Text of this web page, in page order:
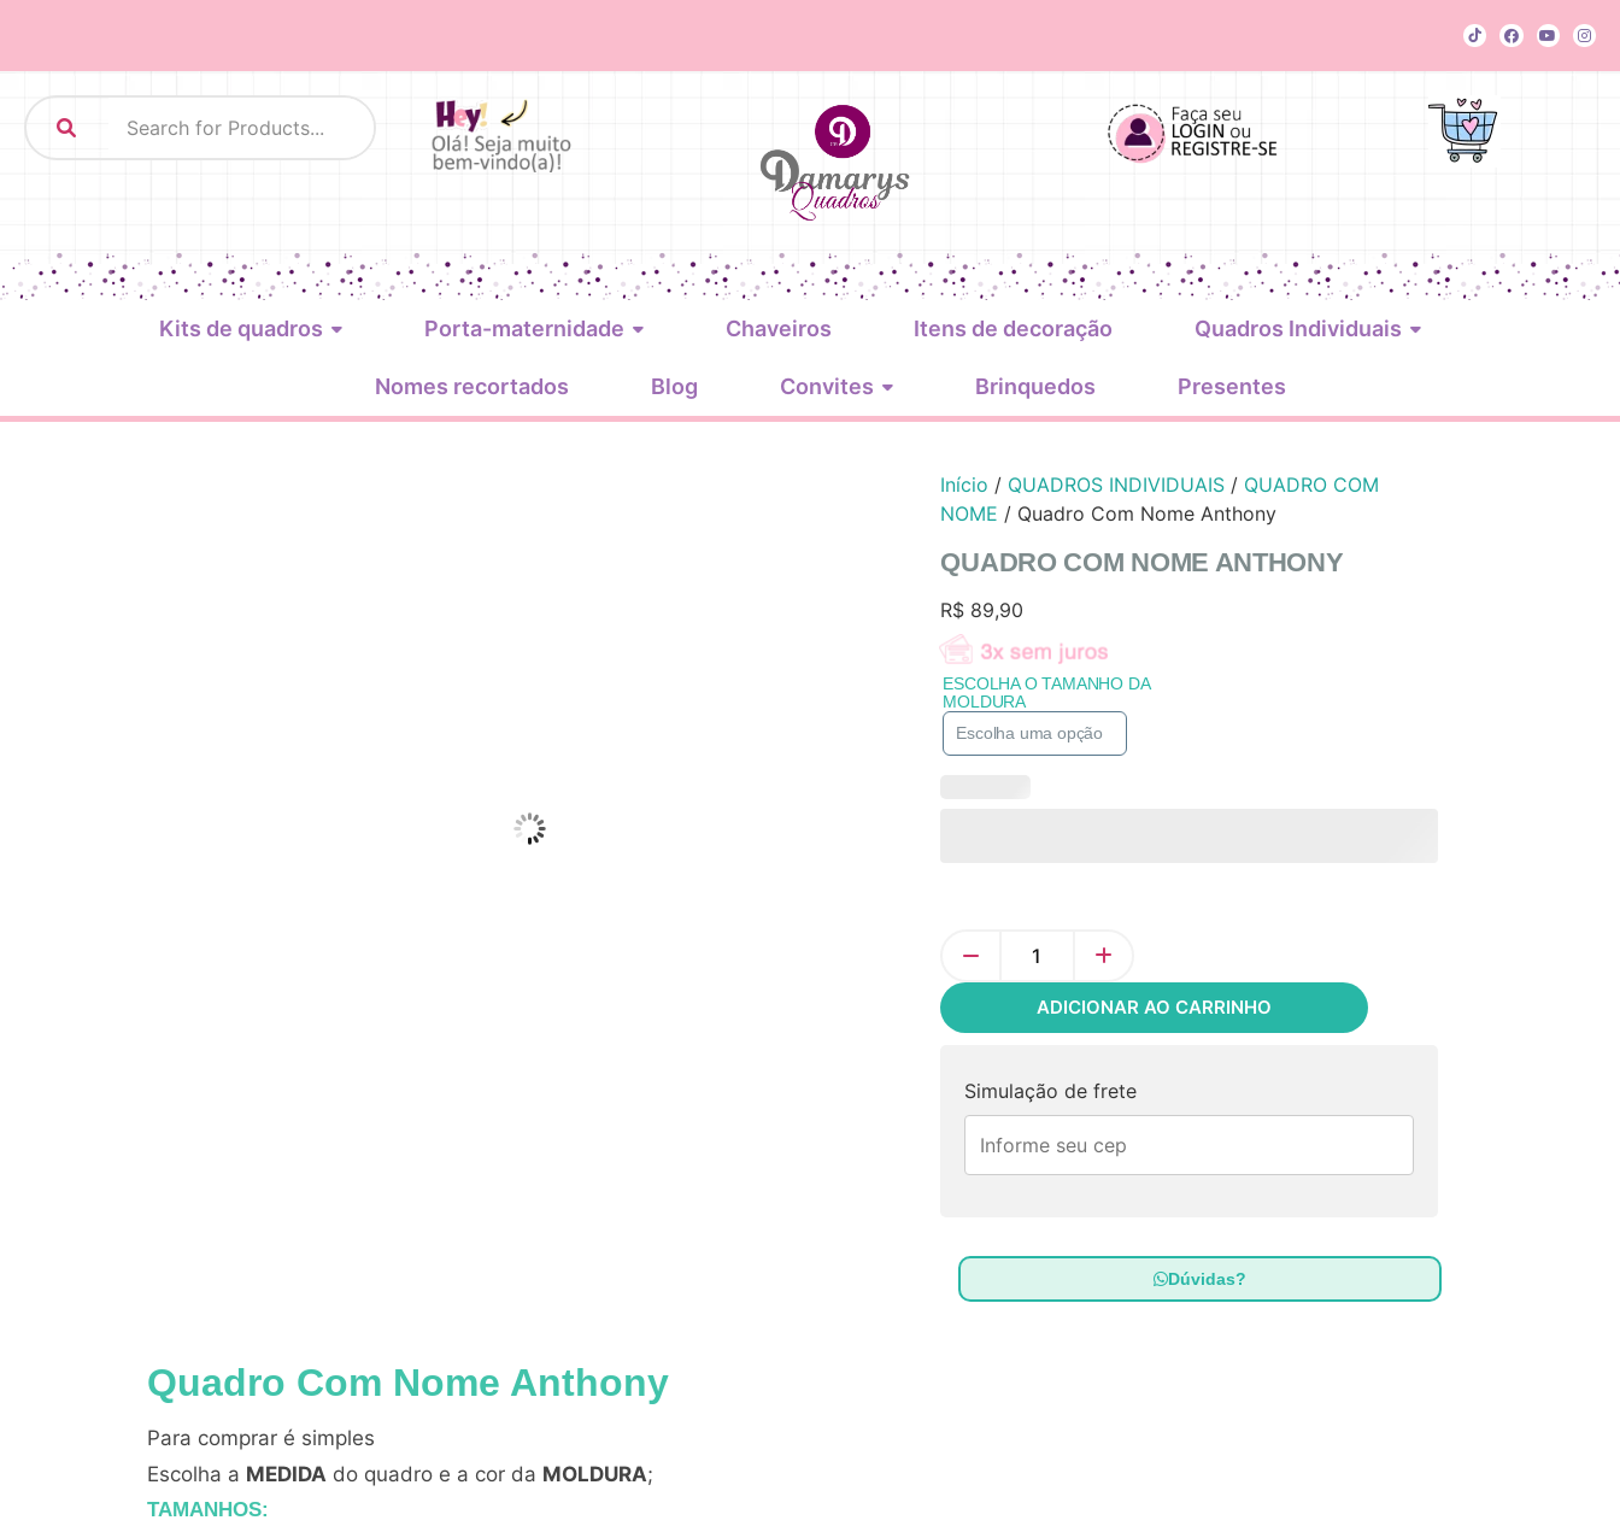
Kits de quadros Porta-maternidade Chaveiros Itens de decoração Quadros Individuais
Nomes recortados Blog Convites Brinquedos Presentes
Início / QUADROS INDIVIDUAIS / QUADRO COM
NOME / Quadro Com Nome Anthony
QUADRO COM NOME ANTHONY
R$ 89,90
ESCOLHA O TAMANHO DA
MOLDURA
ADICIONAR AO CARRINHO
Simulação de frete
Dúvidas?
Quadro Com Nome Anthony
Para comprar é simples
Escolha a MEDIDA do quadro e a cor da MOLDURA;
TAMANHOS: